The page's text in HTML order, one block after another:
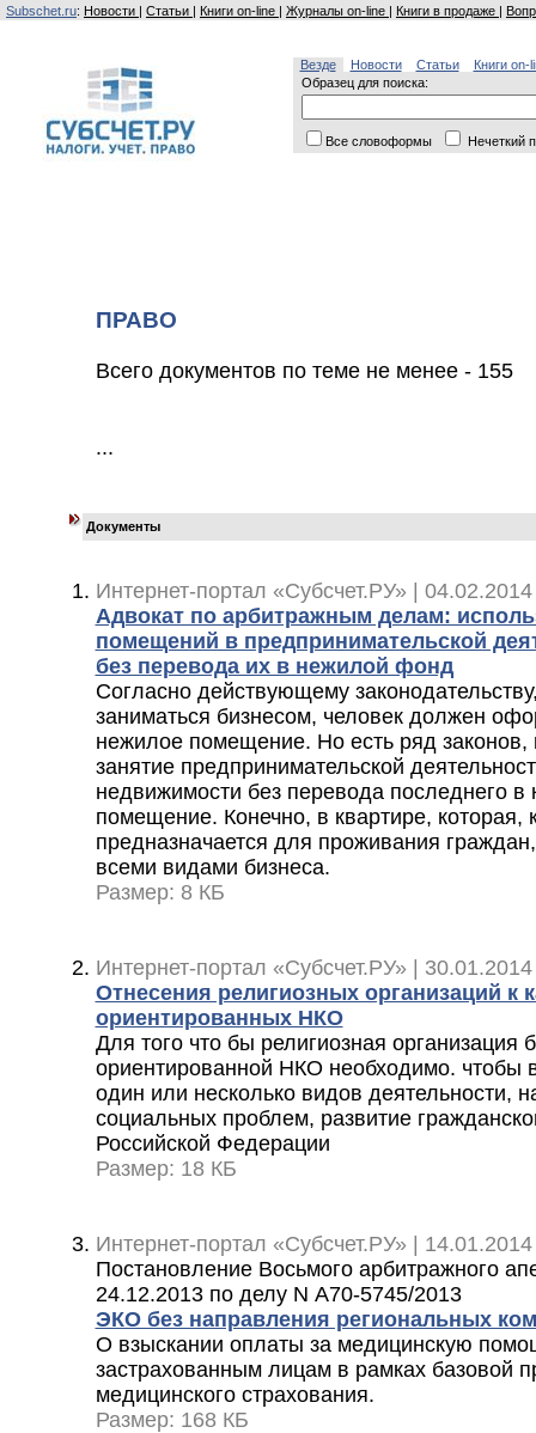
Subschet.ru: Новости | Статьи | Книги on-line | Журналы on-line | Книги в продаже |
Везде Новости Статьи
Книги on-
Образец для поиска:
Все словоформы Нечеткий
ПРАВО
Всего документов по теме не менее - 155
...
Документы
Интернет-портал «Субсчет.РУ» |
Адвокат по арбитражным делам:
помещений в предпринимательской
без перевода их в нежилой фонд
Согласно действующему
заниматься бизнесом, человек должен
нежилое помещение. Но есть ряд законов,
занятие предпринимательской
недвижимости без перевода последнего в
помещение. Конечно, в квартире, которая,
предназначается для проживания
всеми видами бизнеса.
Размер: 8 КБ
Интернет-портал «Субсчет.РУ» |
Отнесения религиозных организаций к
ориентированных НКО
Для того что бы религиозная организация
ориентированной НКО необходимо. чтобы
один или несколько видов деятельности,
социальных проблем, развитие
Российской Федерации
Размер: 18 КБ
Интернет-портал «Субсчет.РУ» |
Постановление Восьмого арбитражного
24.12.2013 по делу N А70-5745/2013
ЭКО без направления региональных
О взыскании оплаты за медицинскую
застрахованным лицам в рамках базовой
медицинского страхования.
Размер: 168 КБ